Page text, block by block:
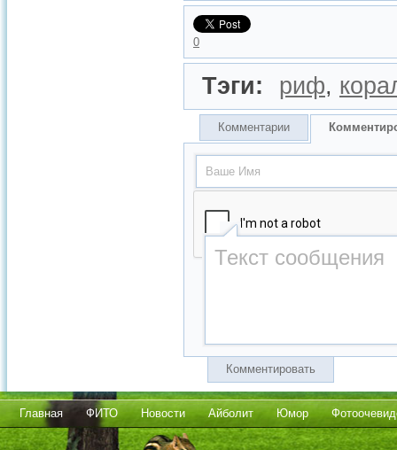
0
Тэги: риф,
Комментарии
Комментировать
Главная ФИТО Новости Айболит Юмор